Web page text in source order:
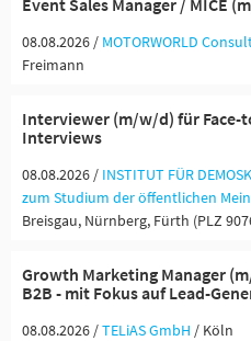
Event Sales Manager / MICE
08.08.2026 / MOTORWORLD
Freimann
Interviewer (m/w/d) für Face-
Interviews
08.08.2026 / INSTITUT FÜR
zum Studium der öffentlichen
Breisgau, Nürnberg, Fürth (PLZ
Growth Marketing Manager
B2B - mit Fokus auf Lead-
08.08.2026 /TELiAS GmbH / Köln